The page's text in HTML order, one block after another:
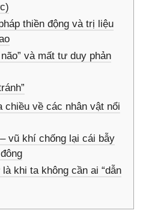
thiền động và trị liệu
và mất tư duy phản
chiều về các nhân vật nổi
vũ khí chống lại cái bẫy
khi ta không cần ai “dẫn